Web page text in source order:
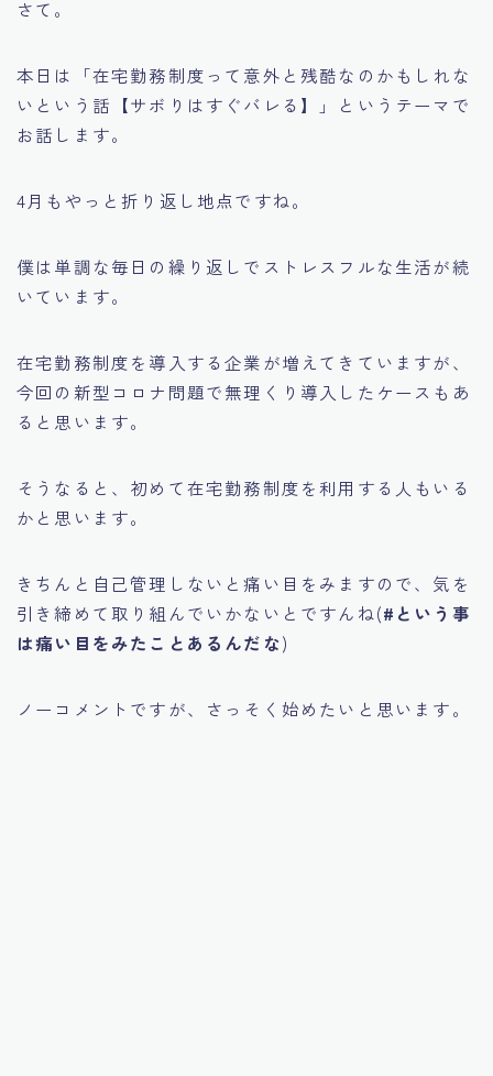
さて。
本日は「在宅勤務制度って意外と残酷なのかもしれな
いという話【サボりはすぐバレる】」というテーマで
お話します。
4月もやっと折り返し地点ですね。
僕は単調な毎日の繰り返しでストレスフルな生活が続
いています。
在宅勤務制度を導入する企業が増えてきていますが、
今回の新型コロナ問題で無理くり導入したケースもあ
ると思います。
そうなると、初めて在宅勤務制度を利用する人もいる
かと思います。
きちんと自己管理しないと痛い目をみますので、気を
引き締めて取り組んでいかないとですんね(#という事
は痛い目をみたことあるんだな)
ノーコメントですが、さっそく始めたいと思います。